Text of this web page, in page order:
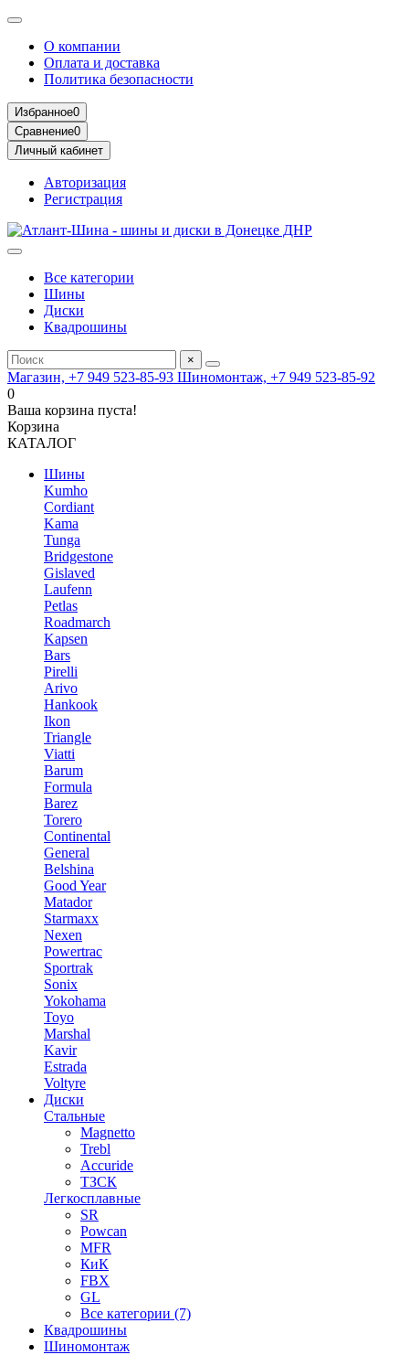
О компании
Оплата и доставка
Политика безопасности
Избранное0
Сравнение0
Личный кабинет
Авторизация
Регистрация
Все категории
Шины
Диски
Квадрошины
×
Магазин, +7 949 523-85-93 Шиномонтаж, +7 949 523-85-92
0
Ваша корзина пуста!
Корзина
КАТАЛОГ
Шины
Kumho
Cordiant
Kama
Tunga
Bridgestone
Gislaved
Laufenn
Petlas
Roadmarch
Kapsen
Bars
Pirelli
Arivo
Hankook
Ikon
Triangle
Viatti
Barum
Formula
Barez
Torero
Continental
General
Belshina
Good Year
Matador
Starmaxx
Nexen
Powertrac
Sportrak
Sonix
Yokohama
Toyo
Marshal
Kavir
Estrada
Voltyre
Диски
Стальные
Magnetto
Trebl
Accuride
ТЗСК
Легкосплавные
SR
Powcan
MFR
КиК
FBX
GL
Все категории (7)
Квадрошины
Шиномонтаж